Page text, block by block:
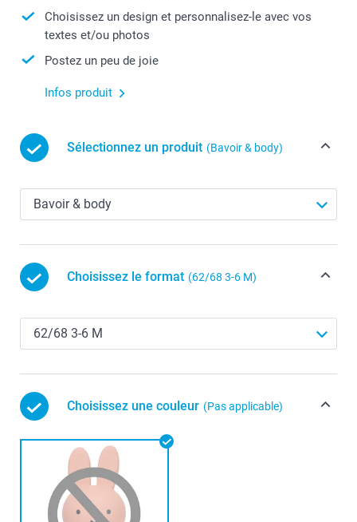
Choisissez un design et personnalisez-le avec vos
textes et/ou photos
Postez un peu de joie
Infos produit
Sélectionnez un produit (Bavoir & body)
Choisissez le format (62/68 3-6 M)
Choisissez une couleur (Pas applicable)